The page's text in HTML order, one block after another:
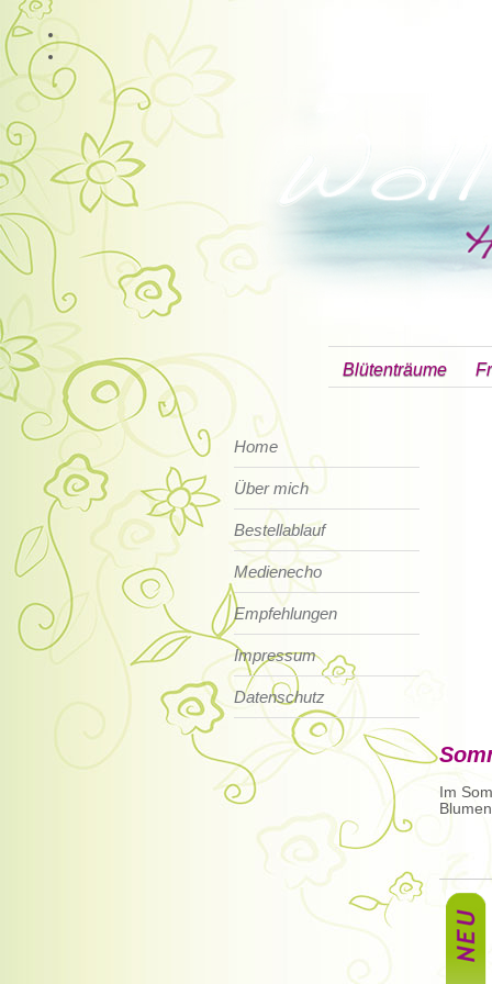
Blütenträume
Home
Über mich
Bestellablauf
Medienecho
Empfehlungen
Impressum
Datenschutz
Im